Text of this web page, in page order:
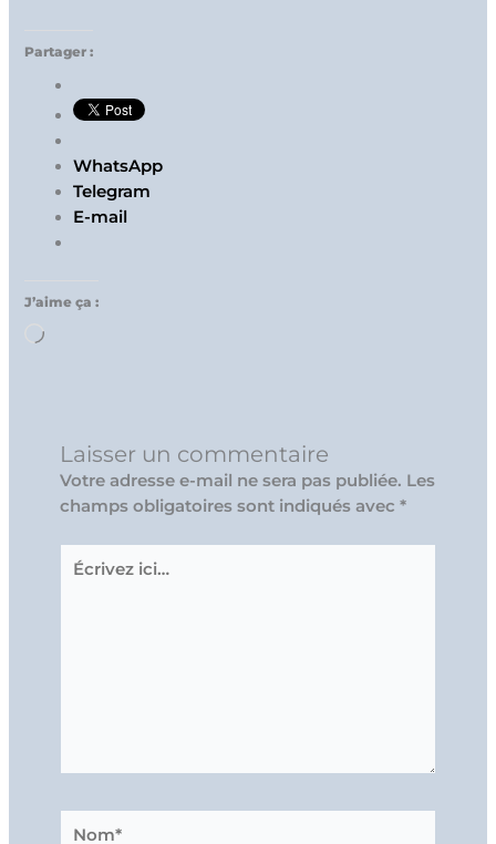
Partager :
WhatsApp
Telegram
E-mail
J’aime ça :
Chargement…
Laisser un commentaire
Votre adresse e-mail ne sera pas publiée. Les
champs obligatoires sont indiqués avec *
Écrivez
ici…